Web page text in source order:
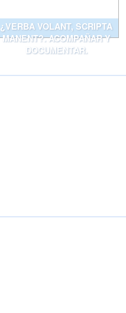
¿VERBA VOLANT, SCRIPTA
MANENT?. ACOMPAÑAR Y
DOCUMENTAR.